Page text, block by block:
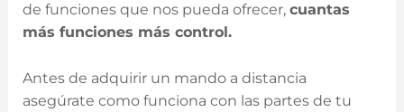
de funciones que nos pueda ofrecer, cuantas
más funciones más control.
Antes de adquirir un mando a distancia
asegúrate como funciona con las partes de tu